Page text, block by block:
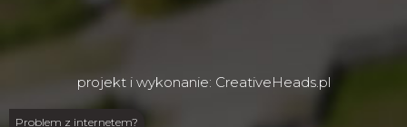
Problem z internetem?
projekt i wykonanie: CreativeHeads.pl